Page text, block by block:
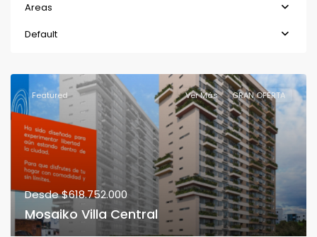
Areas
Default
Featured Ver Más GRAN OFERTA
Desde$618.752.000
Mosaiko Villa Central